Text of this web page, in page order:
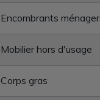
Encombrants
Mobilier hors d'usage
Corps gras